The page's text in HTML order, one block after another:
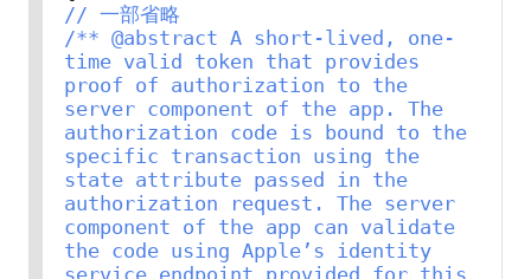
// 一部省略
/** @abstract A short-lived, one-
time valid token that provides
proof of authorization to the
server component of the app. The
authorization code is bound to the
specific transaction using the
state attribute passed in the
authorization request. The server
component of the app can validate
the code using Apple’s identity
service endpoint provided for this